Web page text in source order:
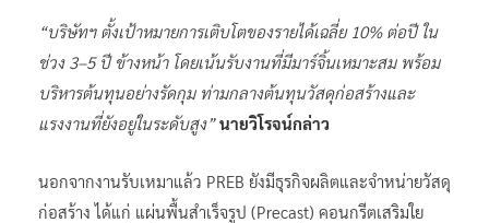
“บริษัทฯ ตั้งเป้าหมายการเติบโตของรายได้เฉลี่ย 10% ต่อปี ใน
ช่วง 3–5 ปี ข้างหน้า โดยเน้นรับงานที่มีมาร์จิ้นเหมาะสม พร้อม
บริหารต้นทุนอย่างรัดกุม ท่ามกลางต้นทุนวัสดุก่อสร้างและ
แรงงานที่ยังอยู่ในระดับสูง”นายวิโรจน์กล่าว
นอกจากงานรับเหมาแล้ว PREB ยังมีธุรกิจผลิตและจำหน่ายวัสดุ
ก่อสร้าง ได้แก่ แผ่นพื้นสำเร็จรูป (Precast) คอนกรีตเสริมใย